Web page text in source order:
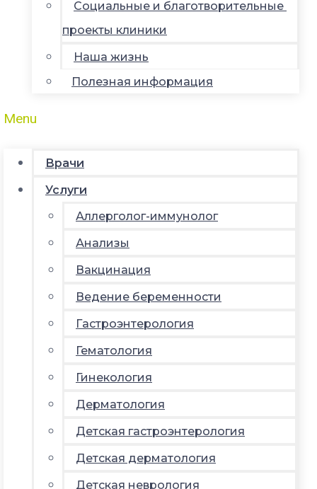
Социальные и благотворительные
проекты клиники
Наша жизнь
Полезная информация
Menu
Врачи
Услуги
Аллерголог-иммунолог
Анализы
Вакцинация
Ведение беременности
Гастроэнтерология
Гематология
Гинекология
Дерматология
Детская гастроэнтерология
Детская дерматология
Детская неврология